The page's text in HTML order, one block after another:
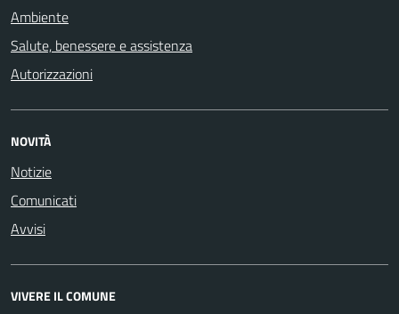
Ambiente
Salute, benessere e assistenza
Autorizzazioni
NOVITÀ
Notizie
Comunicati
Avvisi
VIVERE IL COMUNE